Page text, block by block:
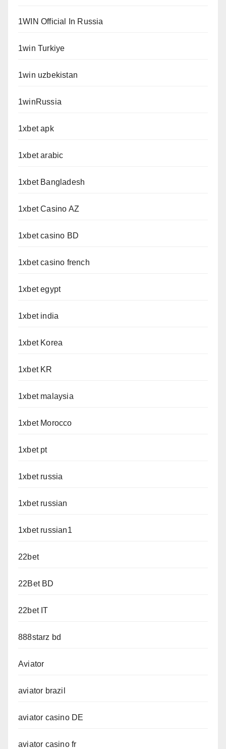
1WIN Official In Russia
1win Turkiye
1win uzbekistan
1winRussia
1xbet apk
1xbet arabic
1xbet Bangladesh
1xbet Casino AZ
1xbet casino BD
1xbet casino french
1xbet egypt
1xbet india
1xbet Korea
1xbet KR
1xbet malaysia
1xbet Morocco
1xbet pt
1xbet russia
1xbet russian
1xbet russian1
22bet
22Bet BD
22bet IT
888starz bd
Aviator
aviator brazil
aviator casino DE
aviator casino fr